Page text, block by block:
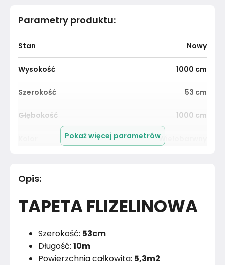
Parametry produktu:
Stan Nowy
Wysokość 1000 cm
Szerokość 53 cm
Głębokość 1000 cm
Wielobarwny
Materiał
Kolor Wielobarwne
Marka
Montaż
Pokaż więcej parametrów
Opis:
TAPETA FLIZELINOWA
Szerokość: 53cm
Długość: 10m
Powierzchnia całkowita: 5,3m2